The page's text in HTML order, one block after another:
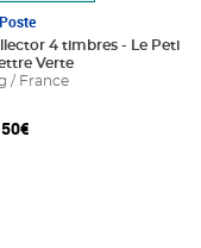
panier
4 timbres - Le Petit
Verte
/ France